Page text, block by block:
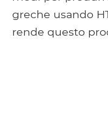
greche usando
rende questo